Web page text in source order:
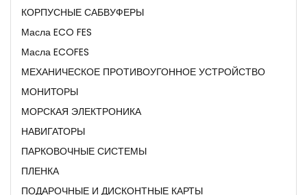
КОРПУСНЫЕ САБВУФЕРЫ
Масла ECO FES
Масла ECOFES
МЕХАНИЧЕСКОЕ ПРОТИВОУГОННОЕ УСТРОЙСТВО
МОНИТОРЫ
МОРСКАЯ ЭЛЕКТРОНИКА
НАВИГАТОРЫ
ПАРКОВОЧНЫЕ СИСТЕМЫ
ПЛЕНКА
ПОДАРОЧНЫЕ И ДИСКОНТНЫЕ КАРТЫ